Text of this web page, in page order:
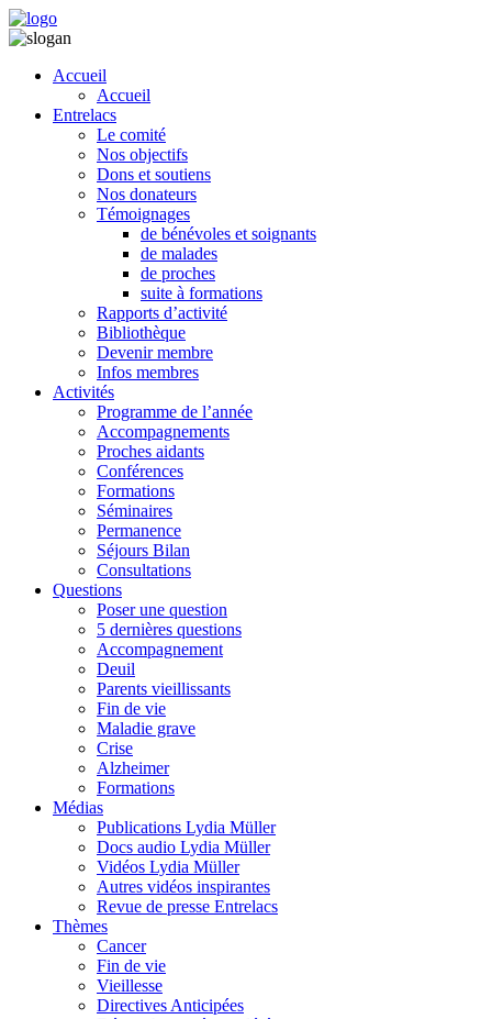
Accueil
Accueil
Entrelacs
Le comité
Nos objectifs
Dons et soutiens
Nos donateurs
Témoignages
de bénévoles et soignants
de malades
de proches
suite à formations
Rapports d’activité
Bibliothèque
Devenir membre
Infos membres
Activités
Programme de l’année
Accompagnements
Proches aidants
Conférences
Formations
Séminaires
Permanence
Séjours Bilan
Consultations
Questions
Poser une question
5 dernières questions
Accompagnement
Deuil
Parents vieillissants
Fin de vie
Maladie grave
Crise
Alzheimer
Formations
Médias
Publications Lydia Müller
Docs audio Lydia Müller
Vidéos Lydia Müller
Autres vidéos inspirantes
Revue de presse Entrelacs
Thèmes
Cancer
Fin de vie
Vieillesse
Directives Anticipées